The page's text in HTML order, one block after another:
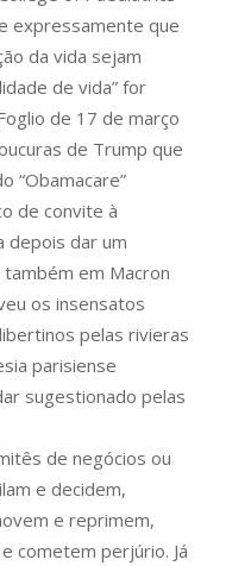
expressamente que
da vida sejam
de vida” for
de 17 de março
de Trump que
“Obamacare”
de convite à
depois dar um
em Macron
os insensatos
pelas rivieras
parisiense
sugestionado pelas
de negócios ou
e decidem,
e reprimem,
cometem perjúrio. Já